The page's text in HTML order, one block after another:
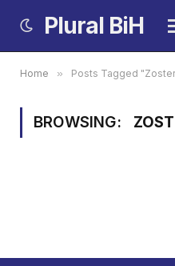
Plural BiH
Home » Posts Tagged
BROWSING: